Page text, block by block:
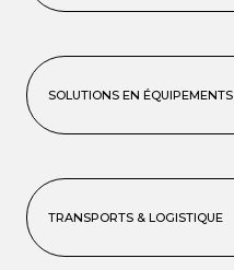
SOLUTIONS EN ÉQUIPEMENTS
TRANSPORTS & LOGISTIQUE